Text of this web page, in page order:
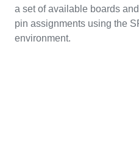
a set of available boards
pin assignments using the
environment.